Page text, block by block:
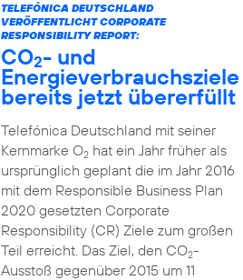
TELEFÓNICA DEUTSCHLAND
VERÖFFENTLICHT CORPORATE
RESPONSIBILITY REPORT:
CO2- und
Energieverbrauchsziele
bereits jetzt übererfüllt
Telefónica Deutschland mit seiner
Kernmarke O2hat ein Jahr früher als
ursprünglich geplant die im Jahr 2016
mit dem Responsible Business Plan
2020 gesetzten Corporate
Responsibility (CR) Ziele zum großen
Teil erreicht. Das Ziel, den CO2-
Ausstoß gegenüber 2015 um 11